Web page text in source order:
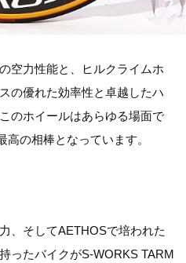
空力性能と、ヒルクライムホ
の優れた効率性と卓越したハ
のホイールはあらゆる場面で
の相棒となっています。
、そしてAETHOSで培われた
ったバイクがS-WORKS TARM